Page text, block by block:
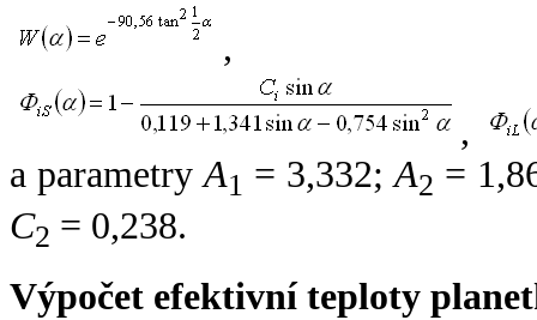
,
,
a parametryA1 = 3,332;A2 =
C2 = 0,238.
Výpočet efektivní teploty